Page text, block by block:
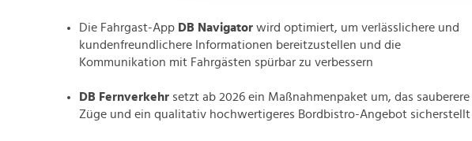
der Dienste gesammelt haben.
Die Fahrgast-App DB Navigator wird optimiert, um verlässlichere und
kundenfreundlichere Informationen bereitzustellen und die
Kommunikation mit Fahrgästen spürbar zu verbessern
DB Fernverkehr setzt ab 2026 ein Maßnahmenpaket um, das sauberere
Züge und ein qualitativ hochwertigeres Bordbistro-Angebot sicherstellt